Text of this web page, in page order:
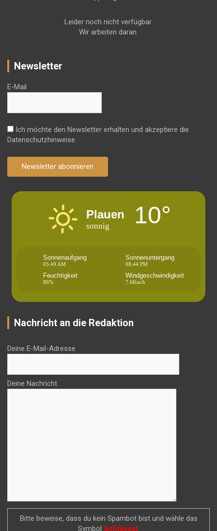
Leider noch nicht verfügbar.
Wir arbeiten daran.
Newsletter
E-Mail
Ich möchte den Newsletter erhalten und akzeptiere die
Datenschutzhinweise.
Newsletter abonnieren
Plauen
sonnig 10°
Sonnenaufgang
05:49 AM
Sonnenuntergang
08:44 PM
Feuchtigkeit
86%
Windgeschwindigkeit
7.6Km/h
Nachricht an die Redaktion
Deine E-Mail-Adresse
Deine Nachricht
Bitte beweise, dass du kein Spambot bist und wähle das
Symbol Schlüssel .